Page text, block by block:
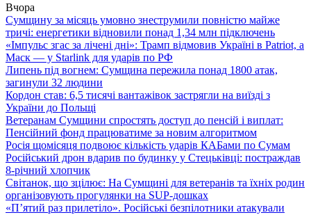
Вчора
Сумщину за місяць умовно знеструмили повністю майже
тричі: енергетики відновили понад 1,34 млн підключень
«Імпульс згас за лічені дні»: Трамп відмовив Україні в Patriot, а
Маск — у Starlink для ударів по РФ
Липень під вогнем: Сумщина пережила понад 1800 атак,
загинули 32 людини
Кордон став: 6,5 тисячі вантажівок застрягли на виїзді з
України до Польщі
Ветеранам Сумщини спростять доступ до пенсій і виплат:
Пенсійний фонд працюватиме за новим алгоритмом
Росія щомісяця подвоює кількість ударів КАБами по Сумам
Російський дрон вдарив по будинку у Стецьківці: постраждав
8-річний хлопчик
Світанок, що зцілює: На Сумщині для ветеранів та їхніх родин
організовують прогулянки на SUP-дошках
«П’ятий раз прилетіло». Російські безпілотники атакували